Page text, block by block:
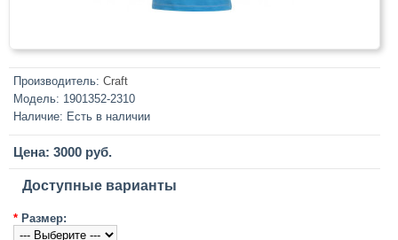
Производитель: Craft
Модель: 1901352-2310
Наличие: Есть в наличии
Цена: 3000 руб.
Доступные варианты
* Размер: